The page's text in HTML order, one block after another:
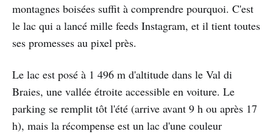
montagnes boisées suffit à comprendre pourquoi. C'est
le lac qui a lancé mille feeds Instagram, et il tient toutes
ses promesses au pixel près.
Le lac est posé à 1 496 m d'altitude dans le Val di
Braies, une vallée étroite accessible en voiture. Le
parking se remplit tôt l'été (arrive avant 9 h ou après 17
h), mais la récompense est un lac d'une couleur